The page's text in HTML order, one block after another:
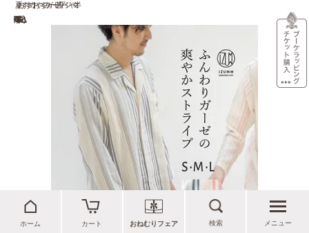
ホーム カート おねむりフェア 検索 メニュー
夏 おすすめ ！ おやすみ ガーゼ 甚平 パジャマ 半...
10,000 円(税込)